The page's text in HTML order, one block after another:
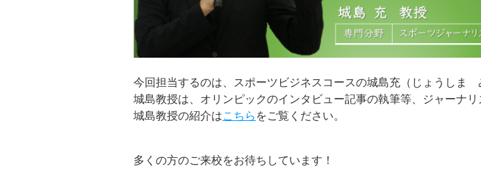
今回担当するのは、スポーツビジネスコースの城島充（じょうしま
城島教授は、オリンピックのインタビュー記事の執筆等、ジャーナ
城島教授の紹介はこちら をご覧ください。
多くの方のご来校をお待ちしています！